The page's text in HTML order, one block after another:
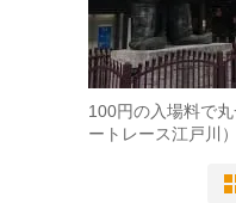
100円の入場料で
ートレース江戸川）